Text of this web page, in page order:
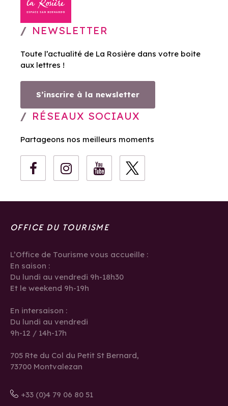
NEWSLETTER
Toute l’actualité de La Rosière dans votre boite
aux lettres !
S’inscrire à la newsletter
RÉSEAUX SOCIAUX
Partageons nos meilleurs moments
OFFICE DU TOURISME
L’Office de Tourisme vous accueille :
En saison :
Du lundi au vendredi 9h-18h30
Et le weekend 9h-19h
En intersaison :
Du lundi au vendredi
9h-12 / 14h-17h
705 Rte du Col du Petit St Bernard,
73700 Montvalezan
+33 (0)4 79 06 80 51